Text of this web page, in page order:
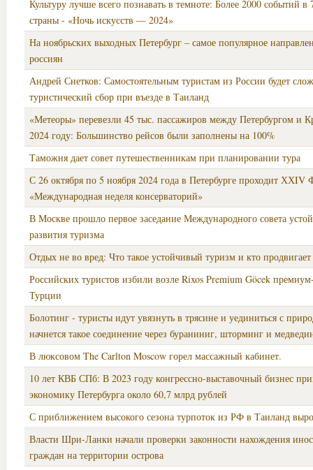
Культуру лучше всего познавать в темноте: Более 2000 событий в
страны - «Ночь искусств — 2024»
На ноябрьских выходных Петербург – самое популярное
россиян
Андрей Снетков: Самостоятельным туристам из России будет
туристический сбор при въезде в Таиланд
«Метеоры» перевезли 45 тыс. пассажиров между Петербургом и
2024 году: Большинство рейсов были заполнены на 100%
Таможня дает совет путешественникам при планировании тура
С 26 октября по 5 ноября 2024 года в Петербурге проходит ХХIV
«Международная неделя консерваторий»
В Москве прошло первое заседание Международного совета
развития туризма
Отдых не во вред: Что такое устойчивый туризм и кто
Российских туристов избили возле Rixos Premium Göcek
Турции
Болотинг - туристы идут увязнуть в трясине и уединиться с
начнется такое соединение через бураниниг, шторминг и
В люксовом The Carlton Moscow горел массажный кабинет.
10 лет КВБ СПб: В 2023 году конгрессно-выставочный бизнес
экономику Петербурга около 60,7 млрд рублей
С приближением высокого сезона турпоток из РФ в Таиланд
Власти Шри-Ланки начали проверки законности нахождения
граждан на территории острова